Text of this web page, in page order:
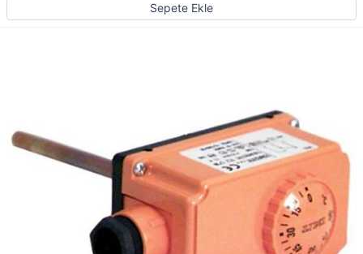
Sepete Ekle